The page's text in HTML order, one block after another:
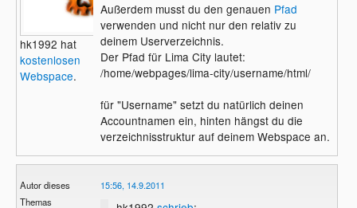
hk1992 hat
kostenlosen
Webspace.
Außerdem musst du den genauen Pfad
verwenden und nicht nur den relativ zu
deinem Userverzeichnis.
Der Pfad für Lima City lautet:
/home/webpages/lima-city/username/html/
für "Username" setzt du natürlich deinen
Accountnamen ein, hinten hängst du die
verzeichnisstruktur auf deinem Webspace an.
Autor dieses
Themas
15:56, 14.9.2011